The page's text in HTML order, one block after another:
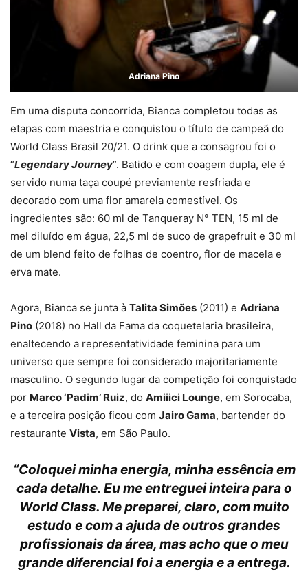
Adriana Pino
Em uma disputa concorrida, Bianca completou todas as
etapas com maestria e conquistou o título de campeã do
World Class Brasil 20/21. O drink que a consagrou foi o
“Legendary Journey”. Batido e com coagem dupla, ele é
servido numa taça coupé previamente resfriada e
decorado com uma flor amarela comestível. Os
ingredientes são: 60 ml de Tanqueray N° TEN, 15 ml de
mel diluído em água, 22,5 ml de suco de grapefruit e 30 ml
de um blend feito de folhas de coentro, flor de macela e
erva mate.
Agora, Bianca se junta à Talita Simões (2011) e Adriana
Pino (2018) no Hall da Fama da coquetelaria brasileira,
enaltecendo a representatividade feminina para um
universo que sempre foi considerado majoritariamente
masculino. O segundo lugar da competição foi conquistado
por Marco ‘Padim’ Ruiz, do Amiiici Lounge, em Sorocaba,
e a terceira posição ficou com Jairo Gama, bartender do
restaurante Vista, em São Paulo.
“Coloquei minha energia, minha essência em
cada detalhe. Eu me entreguei inteira para o
World Class. Me preparei, claro, com muito
estudo e com a ajuda de outros grandes
profissionais da área, mas acho que o meu
grande diferencial foi a energia e a entrega.